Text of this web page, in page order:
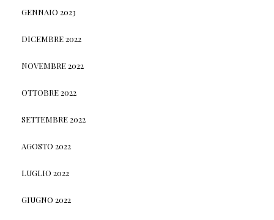
GENNAIO 2023
DICEMBRE 2022
NOVEMBRE 2022
OTTOBRE 2022
SETTEMBRE 2022
AGOSTO 2022
LUGLIO 2022
GIUGNO 2022